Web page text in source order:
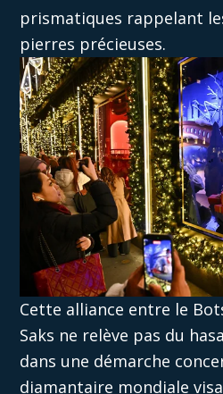
prismatiques rappelant
pierres précieuses.
Cette alliance entre le
Saks ne relève pas du
dans une démarche
diamantaire mondiale